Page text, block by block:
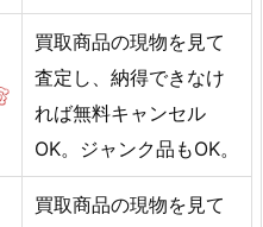
買取商品の現物を見て
査定し、納得できなけ
れば無料キャンセル
OK。ジャンク品もOK。
買取商品の現物を見て